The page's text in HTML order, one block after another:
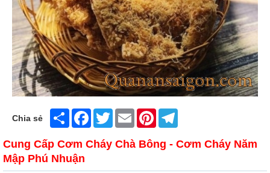
Chia sẻ Share FacebookTwitter Email Pinterest
Cung Cấp Cơm Cháy Chà Bông - Cơm Cháy Năm
Mập Phú Nhuận